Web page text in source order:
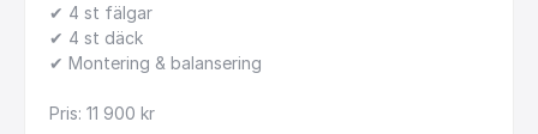
✔ 4 st fälgar
✔ 4 st däck
✔ Montering & balansering
Pris: 11 900 kr